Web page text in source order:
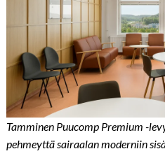
Tamminen Puucomp Premium -
pehmeyttä sairaalan moderniin